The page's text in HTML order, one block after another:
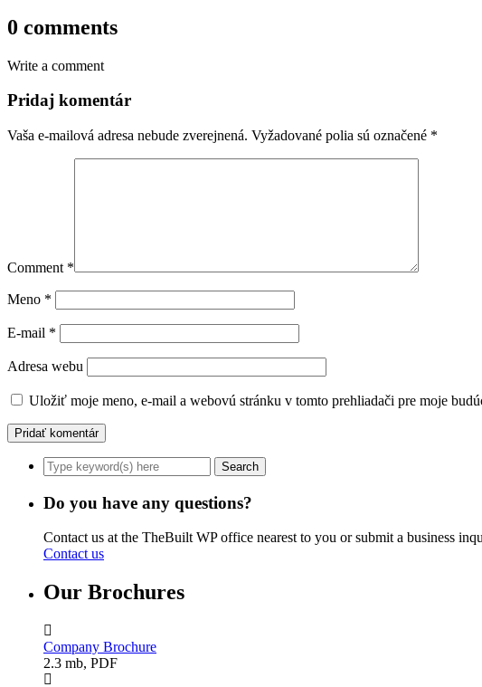
0 comments
Write a comment
Pridaj komentár
Vaša e-mailová adresa nebude zverejnená. Vyžadované polia sú označené *
Comment *
Meno *
E-mail *
Adresa webu
Uložiť moje meno, e-mail a webovú stránku v tomto prehliadači pre moje
Do you have any questions?
Contact us at the TheBuilt WP office nearest to you or submit a business
Contact us
Our Brochures
Company Brochure
2.3 mb, PDF